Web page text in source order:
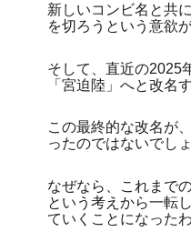
新しいコンビ名と共
を切ろうという意欲
そして、直近の2025
「宮迫陸」へと改名
この最終的な改名が
ったのではないでしょ
なぜなら、これまで
という考えから一転
ていくことになった